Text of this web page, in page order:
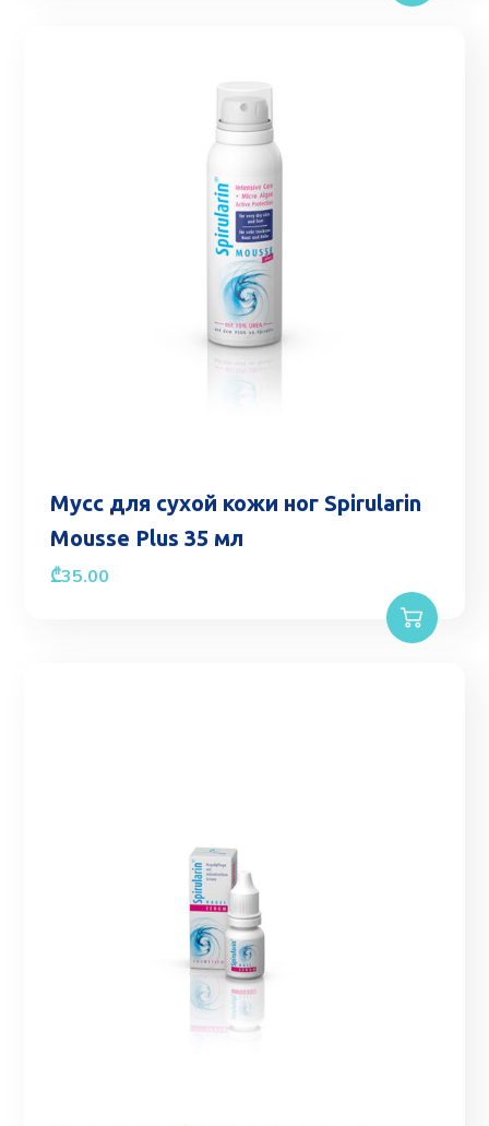
Мусс для сухой кожи ног Spirularin
Mousse Plus 35 мл
₾35.00